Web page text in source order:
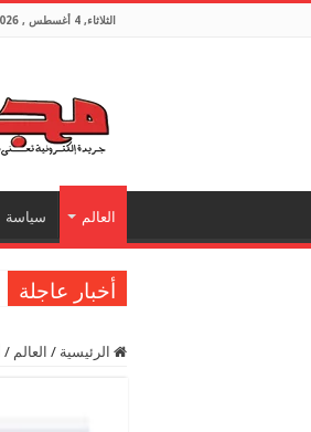
الثلاثاء, 4 أغسطس , 2026
العالم سياسة
أخبار عاجلة
الرئيسية / العالم /